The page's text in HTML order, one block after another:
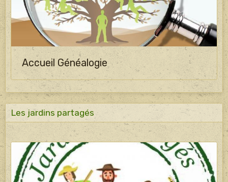
Accueil Généalogie
Les jardins partagés